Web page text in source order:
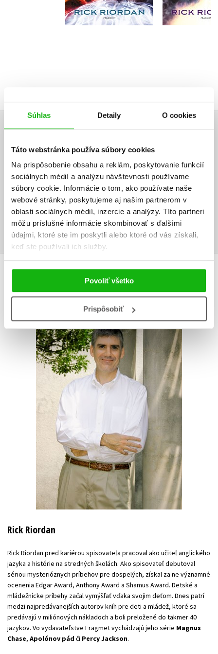
Súhlas Detaily O cookies
Táto webstránka používa súbory cookies
Na prispôsobenie obsahu a reklám, poskytovanie funkcií
sociálnych médií a analýzu návštevnosti používame
súbory cookie. Informácie o tom, ako používate naše
webové stránky, poskytujeme aj našim partnerom v
oblasti sociálnych médií, inzercie a analýzy. Títo partneri
môžu príslušné informácie skombinovať s ďalšími
údajmi, ktoré ste im poskytli alebo ktoré od vás získali,
keď ste používali ich služby.
Povoliť všetko
Prispôsobiť
Do košíka
15,72 €
Do
Vaše hodnotenie
Používateľskú recenziu môžu vkladať len registrovaní užívatelia
Prihlásiť
AUTOR KNIHY
Rick Riordan
Rick Riordan pred kariérou spisovateľa pracoval ako učiteľ anglického
jazyka a histórie na stredných školách. Ako spisovateľ debutoval
sériou mysterióznych príbehov pre dospelých, získal za ne významné
ocenenia Edgar Award, Anthony Award a Shamus Award. Detské a
mládežnícke príbehy začal vymýšľať vďaka svojim deťom. Dnes patrí
medzi najpredávanejších autorov kníh pre deti a mládež, ktoré sa
predávajú v miliónových nákladoch a boli preložené do takmer 40
jazykov. Vo vydavateľstve Fragmet vychádzajú jeho série Magnus
Chase, Apolónov pád či Percy Jackson.